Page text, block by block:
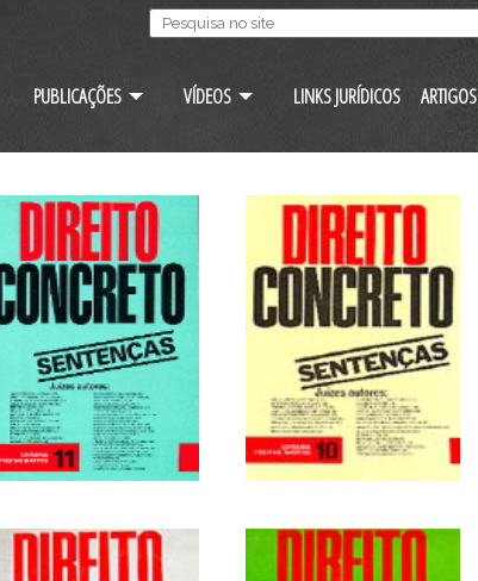
PUBLICAÇÕES VÍDEOS LINKS JURÍDICOS ARTIGOS